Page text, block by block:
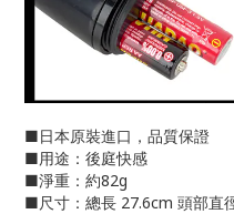
■日本原裝進口，品質保證
■用途：後庭快感
■淨重：約82g
■尺寸：總長 27.6cm 頭部直